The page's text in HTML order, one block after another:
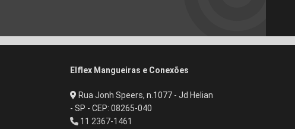
Elflex Mangueiras e Conexões
Rua Jonh Speers, n.1077 - Jd Helian
- SP - CEP: 08265-040
11 2367-1461